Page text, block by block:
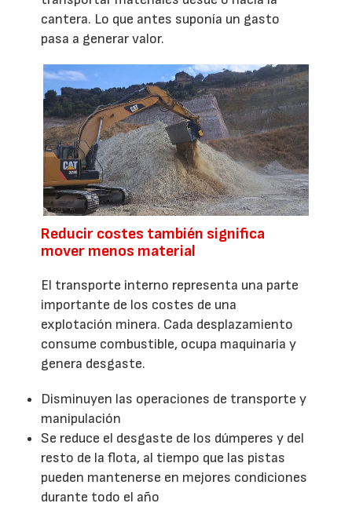
cantera. Lo que antes suponía un gasto
pasa a generar valor.
Reducir costes también significa
mover menos material
El transporte interno representa una parte
importante de los costes de una
explotación minera. Cada desplazamiento
consume combustible, ocupa maquinaria y
genera desgaste.
Disminuyen las operaciones de transporte y
manipulación
Se reduce el desgaste de los dúmperes y del
resto de la flota, al tiempo que las pistas
pueden mantenerse en mejores condiciones
durante todo el año